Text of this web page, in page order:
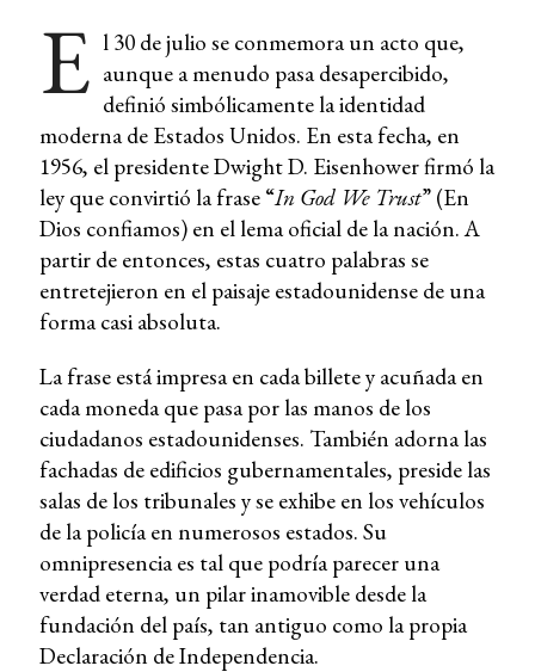
E l 30 de julio se conmemora un acto que,
aunque a menudo pasa desapercibido,
definió simbólicamente la identidad
moderna de Estados Unidos. En esta fecha, en
1956, el presidente Dwight D. Eisenhower firmó la
ley que convirtió la frase “In God We Trust” (En
Dios confiamos) en el lema oficial de la nación. A
partir de entonces, estas cuatro palabras se
entretejieron en el paisaje estadounidense de una
forma casi absoluta.
La frase está impresa en cada billete y acuñada en
cada moneda que pasa por las manos de los
ciudadanos estadounidenses. También adorna las
fachadas de edificios gubernamentales, preside las
salas de los tribunales y se exhibe en los vehículos
de la policía en numerosos estados. Su
omnipresencia es tal que podría parecer una
verdad eterna, un pilar inamovible desde la
fundación del país, tan antiguo como la propia
Declaración de Independencia.